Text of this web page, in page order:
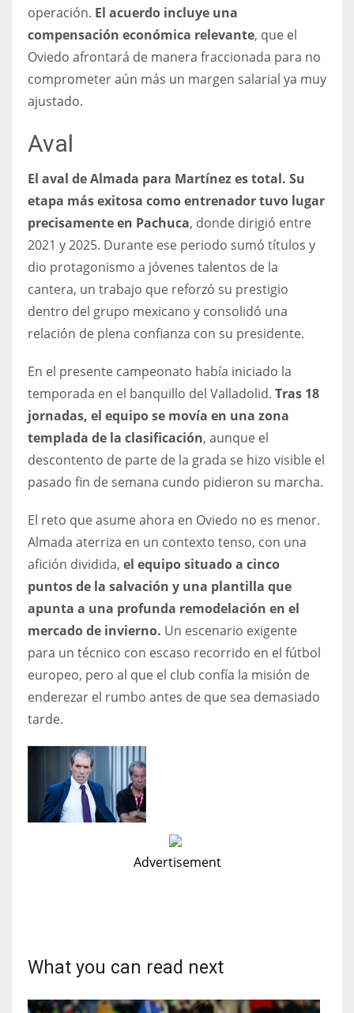
19
MIA
DAL
22
WSH
26
operación. El acuerdo incluye una
compensación económica relevante, que el
Oviedo afrontará de manera fraccionada para no
comprometer aún más un margen salarial ya muy
ajustado.
Aval
El aval de Almada para Martínez es total. Su
etapa más exitosa como entrenador tuvo lugar
precisamente en Pachuca, donde dirigió entre
2021 y 2025. Durante ese periodo sumó títulos y
dio protagonismo a jóvenes talentos de la
cantera, un trabajo que reforzó su prestigio
dentro del grupo mexicano y consolidó una
relación de plena confianza con su presidente.
En el presente campeonato había iniciado la
temporada en el banquillo del Valladolid. Tras 18
jornadas, el equipo se movía en una zona
templada de la clasificación, aunque el
descontento de parte de la grada se hizo visible el
pasado fin de semana cundo pidieron su marcha.
El reto que asume ahora en Oviedo no es menor.
Almada aterriza en un contexto tenso, con una
afición dividida, el equipo situado a cinco
puntos de la salvación y una plantilla que
apunta a una profunda remodelación en el
mercado de invierno. Un escenario exigente
para un técnico con escaso recorrido en el fútbol
europeo, pero al que el club confía la misión de
enderezar el rumbo antes de que sea demasiado
tarde.
Advertisement
What you can read next